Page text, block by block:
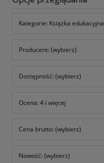
Kategorie: Książka edukacyjna
Producent: (wybierz)
Dostępność: (wybierz)
Ocena: 4 i więcej
Cena brutto: (wybierz)
Nowość: (wybierz)